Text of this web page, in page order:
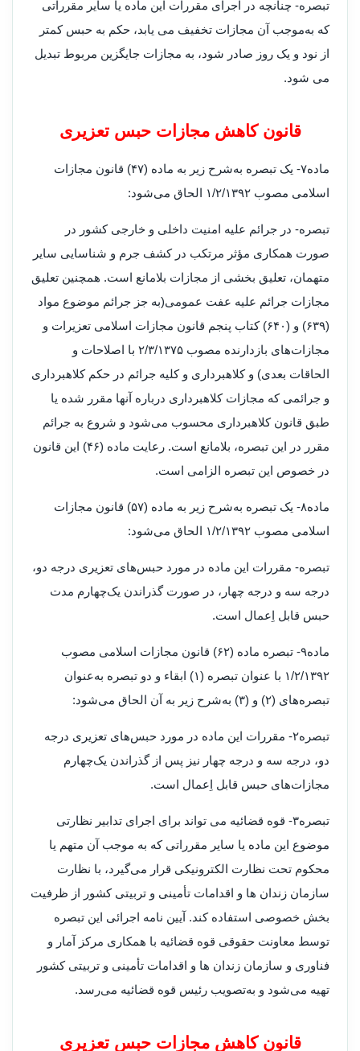
تبصره‌- چنانچه در اجرای مقررات این ماده یا سایر مقرراتی
که به‌موجب آن مجازات تخفیف می یابد، حکم به حبس کمتر
از نود و یک روز صادر شود، به مجازات جایگزین مربوط تبدیل
می شود.
قانون کاهش مجازات حبس تعزیری
ماده۷- یک تبصره به‌شرح زیر به ماده (۴۷) قانون مجازات
اسلامی مصوب ۱/۲/۱۳۹۲ الحاق می‌شود
:
تبصره- در جرائم علیه امنیت داخلی و خارجی کشور در
صورت همکاری مؤثر مرتکب در کشف جرم و شناسایی سایر
متهمان، تعلیق بخشی از مجازات بلامانع است. همچنین تعلیق
مجازات جرائم علیه عفت عمومی(به جز جرائم موضوع مواد
(۶۳۹) و (۶۴۰) کتاب پنجم قانون مجازات اسلامی تعزیرات و
مجازات‌های بازدارنده مصوب ۲/۳/۱۳۷۵ با اصلاحات و
الحاقات بعدی) و کلاهبرداری و کلیه جرائم در حکم کلاهبرداری
و جرائمی که مجازات کلاهبرداری درباره آنها مقرر شده یا
طبق قانون کلاهبرداری محسوب می‌شود و شروع به جرائم
مقرر در این تبصره، بلامانع است. رعایت ماده (۴۶) این قانون
در خصوص این تبصره الزامی است.
ماده۸- یک تبصره به‌شرح زیر به ماده (۵۷) قانون مجازات
اسلامی مصوب ۱/۲/۱۳۹۲ الحاق می‌شود
:
تبصره- مقررات این ماده در مورد حبس‌های تعزیری درجه دو،
درجه سه و درجه چهار، در صورت گذراندن یک‌چهارم مدت
حبس قابل اِعمال است.
ماده۹- تبصره ماده (۶۲) قانون مجازات اسلامی مصوب
۱/۲/۱۳۹۲ با عنوان تبصره (۱) ابقاء و دو تبصره به‌عنوان
تبصره‌های (۲) و (۳) به‌شرح زیر به آن الحاق می‌شود
:
تبصره۲- مقررات این ماده در مورد حبس‌های تعزیری درجه
دو، درجه سه و درجه چهار نیز پس از گذراندن یک‌چهارم
مجازات‌های حبس قابل اِعمال است.
تبصره۳- قوه قضائیه می تواند برای اجرای تدابیر نظارتی
موضوع این ماده یا سایر مقرراتی که به موجب آن متهم یا
محکوم تحت نظارت الکترونیکی قرار می‌گیرد، با نظارت
سازمان زندان ها و اقدامات تأمینی و تربیتی کشور از ظرفیت
بخش خصوصی استفاده کند. آیین نامه اجرائی این تبصره
توسط معاونت حقوقی قوه قضائیه با همکاری مرکز آمار و
فناوری و سازمان زندان ها و اقدامات تأمینی و تربیتی کشور
تهیه می‌شود و به‌تصویب رئیس قوه قضائیه می‌رسد.
قانون کاهش مجازات حبس تعزیری